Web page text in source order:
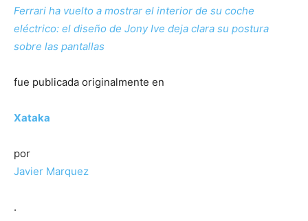
Ferrari ha vuelto a mostrar el interior de su coche
eléctrico: el diseño de Jony Ive deja clara su postura
sobre las pantallas
fue publicada originalmente en
Xataka
por
Javier Marquez
.